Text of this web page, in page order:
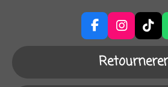
F
a
b
I
n
s
t
a
T
i
k
T
o